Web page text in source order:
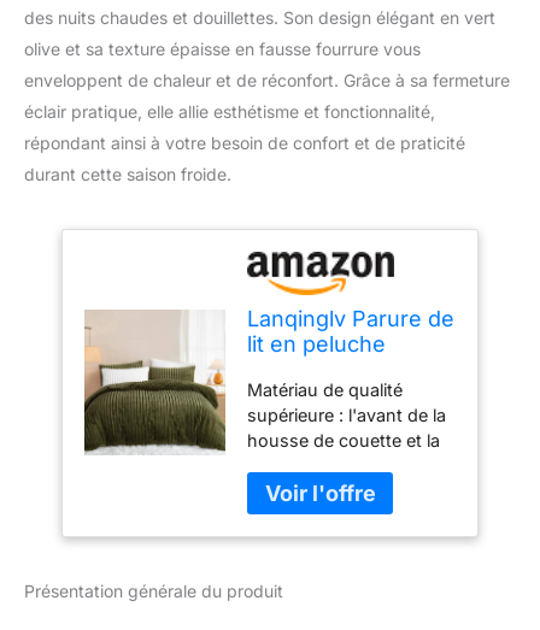
des nuits chaudes et douillettes. Son design élégant en vert
olive et sa texture épaisse en fausse fourrure vous
enveloppent de chaleur et de réconfort. Grâce à sa fermeture
éclair pratique, elle allie esthétisme et fonctionnalité,
répondant ainsi à votre besoin de confort et de praticité
durant cette saison froide.
Lanqinglv Parure de
lit en peluche
Vert Chaud Hiver
Moelleux Flanelle
Fausse Fourrure
Linge de lit d'hiver
Doux Touche
cachemire Épais
Sherpa Housse de
fermeture éclair
Matériau de qualité
supérieure : l'avant de la
housse de couette et la
de lapin synthétique sont
composés à 100 % de
tissu peluche microfibre,
flanelle ultra doux.
Présentation générale du produit